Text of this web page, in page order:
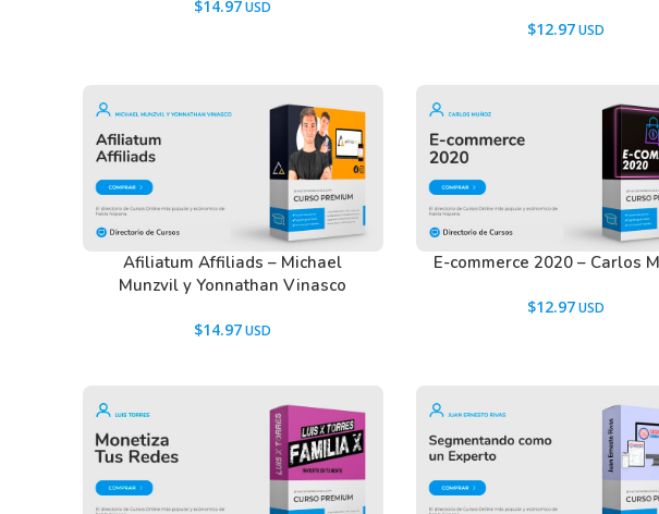
$14.97
$12.97
Afiliatum Affiliads – Michael
Munzvil y Yonnathan Vinasco
$14.97
E-commerce 2020 – Carlos
$12.97